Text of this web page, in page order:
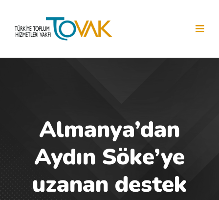
Almanya’dan
Aydın Söke’ye
uzanan destek